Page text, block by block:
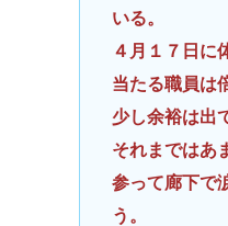
いる。
４月１７日に
当たる職員は
少し余裕は出
それまではあ
参って廊下で
う。